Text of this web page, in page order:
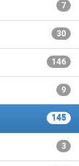
7
30
146
9
145
3